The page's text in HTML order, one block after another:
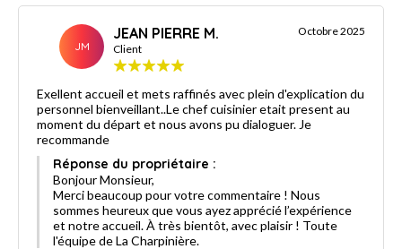
JM
JEAN PIERRE M.
Client
Octobre 2025
Exellent accueil et mets raffinés avec plein d'explication du
personnel bienveillant..Le chef cuisinier etait present au
moment du départ et nous avons pu dialoguer. Je
recommande
Réponse du propriétaire :
Bonjour Monsieur,
Merci beaucoup pour votre commentaire ! Nous
sommes heureux que vous ayez apprécié l’expérience
et notre accueil. À très bientôt, avec plaisir ! Toute
l'équipe de La Charpinière.